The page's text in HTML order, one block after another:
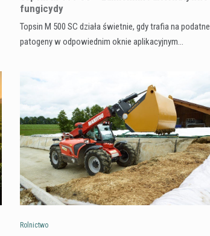
fungicydy
Topsin M 500 SC działa świetnie, gdy trafia na podatne
patogeny w odpowiednim oknie aplikacyjnym…
Rolnictwo